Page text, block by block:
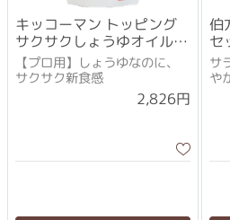
キッコーマン トッピング
サクサクしょうゆオイルベ
ース350g×3個セット
【プロ用】しょうゆなのに、
サクサク新食感
2,826円
伯
セ
サ
や